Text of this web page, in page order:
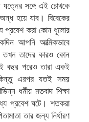
সঙ্গে এই চোখকে
হয়ে যাব। বিবেকের
প্রবেশ করা কোন ধূলোর
আপনি আত্মিকভাবে
তখন তাদের কারও কোন
বছর পরেও তারা একই
এরপর যতই সময়
ধর্মীয় মতবাদ শিক্ষা
প্রবেশ ঘটে। শতকরা
তার জন্য নির্ধারণ